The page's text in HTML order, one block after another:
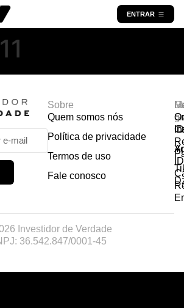
ENTRAR
Sobre
Quem somos nós
Política de privacidade
Termos de uso
Fale conosco
Investidor de Verdade
36.542.847/0001-45